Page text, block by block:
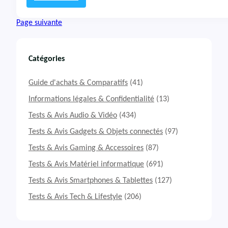
:
v
i
s
l
a
i
e
r
B
Q
Page suivante
Catégories
Guide d'achats & Comparatifs (41)
Informations légales & Confidentialité (13)
Tests & Avis Audio & Vidéo (434)
Tests & Avis Gadgets & Objets connectés (97)
Tests & Avis Gaming & Accessoires (87)
Tests & Avis Matériel informatique (691)
Tests & Avis Smartphones & Tablettes (127)
Tests & Avis Tech & Lifestyle (206)